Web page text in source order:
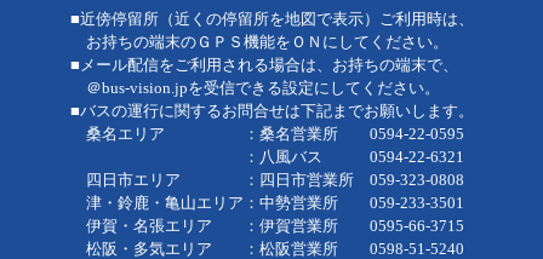
■近傍停留所（近くの停留所を地図で表示）ご利用時は、
お持ちの端末のＧＰＳ機能をＯＮにしてください。
■メール配信をご利用される場合は、お持ちの端末で、
＠bus-vision.jpを受信できる設定にしてください。
■バスの運行に関するお問合せは下記までお願いします。
桑名エリア ：桑名営業所 0594-22-0595
：八風バス 0594-22-6321
四日市エリア ：四日市営業所 059-323-0808
津・鈴鹿・亀山エリア：中勢営業所 059-233-3501
伊賀・名張エリア ：伊賀営業所 0595-66-3715
松阪・多気エリア ：松阪営業所 0598-51-5240